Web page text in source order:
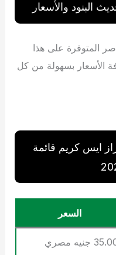
البنود والأسعار
المتوفرة على هذا
الأسعار بسهولة من كل
ايس كريم قائمة
السعر
جنيه مصري